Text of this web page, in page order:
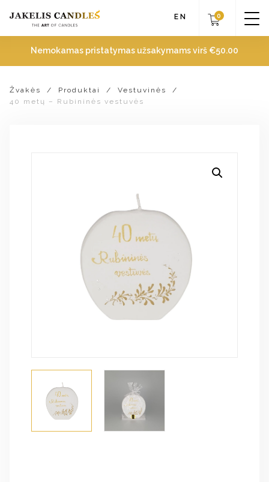
Nemokamas pristatymas užsakymams virš €50.00
EN 0
Žvakės / Produktai / Vestuvinės
/
40 metų – Rubininės vestuvės